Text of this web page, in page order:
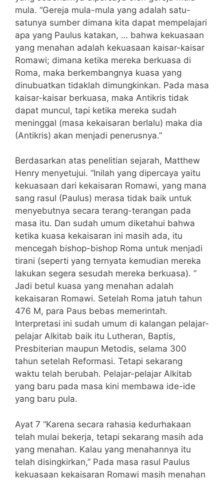
mula. “Gereja mula-mula yang adalah satu-
satunya sumber dimana kita dapat mempelajari
apa yang Paulus katakan, … bahwa kekuasaan
yang menahan adalah kekuasaan kaisar-kaisar
Romawi; dimana ketika mereka berkuasa di
Roma, maka berkembangnya kuasa yang
dinubuatkan tidaklah dimungkinkan. Pada masa
kaisar-kaisar berkuasa, maka Antikris tidak
dapat muncul, tapi ketika mereka sudah
meninggal (masa kekaisaran berlalu) maka dia
(Antikris) akan menjadi penerusnya.”
Berdasarkan atas penelitian sejarah, Matthew
Henry menyetujui. “Inilah yang dipercaya yaitu
kekuasaan dari kekaisaran Romawi, yang mana
sang rasul (Paulus) merasa tidak baik untuk
menyebutnya secara terang-terangan pada
masa itu. Dan sudah umum diketahui bahwa
ketika kuasa kekaisaran ini masih ada, itu
mencegah bishop-bishop Roma untuk menjadi
tirani (seperti yang ternyata kemudian mereka
lakukan segera sesudah mereka berkuasa). ”
Jadi betul kuasa yang menahan adalah
kekaisaran Romawi. Setelah Roma jatuh tahun
476 M, para Paus bebas memerintah.
Interpretasi ini sudah umum di kalangan pelajar-
pelajar Alkitab baik itu Lutheran, Baptis,
Presbiterian maupun Metodis, selama 300
tahun setelah Reformasi. Tetapi sekarang
waktu telah berubah. Pelajar-pelajar Alkitab
yang baru pada masa kini membawa ide-ide
yang baru pula.
Ayat 7 “Karena secara rahasia kedurhakaan
telah mulai bekerja, tetapi sekarang masih ada
yang menahan. Kalau yang menahannya itu
telah disingkirkan,” Pada masa rasul Paulus
kekuasaan kekaisaran Romawi masih menahan